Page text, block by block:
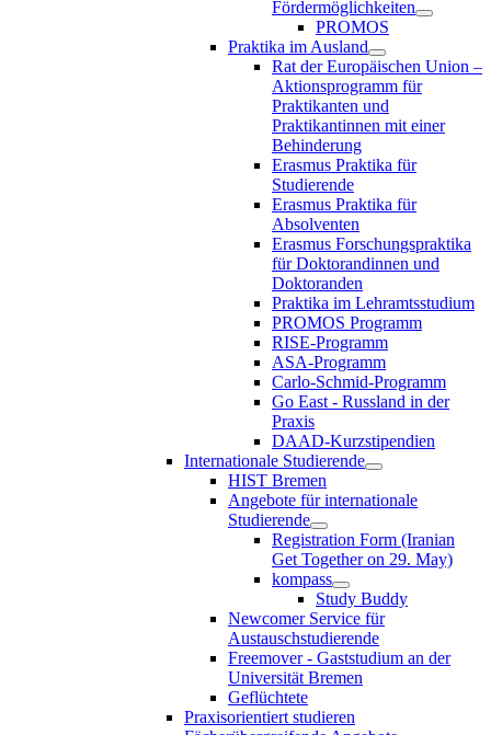
Fördermöglichkeiten
PROMOS
Praktika im Ausland
Rat der Europäischen Union –
Aktionsprogramm für
Praktikanten und
Praktikantinnen mit einer
Behinderung
Erasmus Praktika für
Studierende
Erasmus Praktika für
Absolventen
Erasmus Forschungspraktika
für Doktorandinnen und
Doktoranden
Praktika im Lehramtsstudium
PROMOS Programm
RISE-Programm
ASA-Programm
Carlo-Schmid-Programm
Go East - Russland in der
Praxis
DAAD-Kurzstipendien
Internationale Studierende
HIST Bremen
Angebote für internationale
Studierende
Registration Form (Iranian
Get Together on 29. May)
kompass
Study Buddy
Newcomer Service für
Austauschstudierende
Freemover - Gaststudium an der
Universität Bremen
Geflüchtete
Praxisorientiert studieren